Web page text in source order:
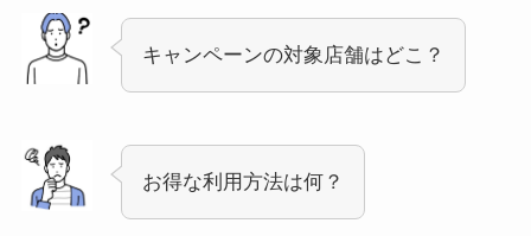
キャンペーンの対象店舗はどこ？
お得な利用方法は何？